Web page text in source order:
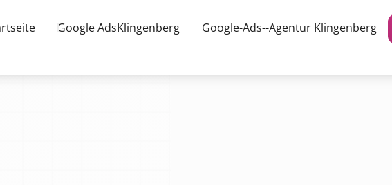
Google AdsKlingenberg Google-Ads--Agentur Klingenberg